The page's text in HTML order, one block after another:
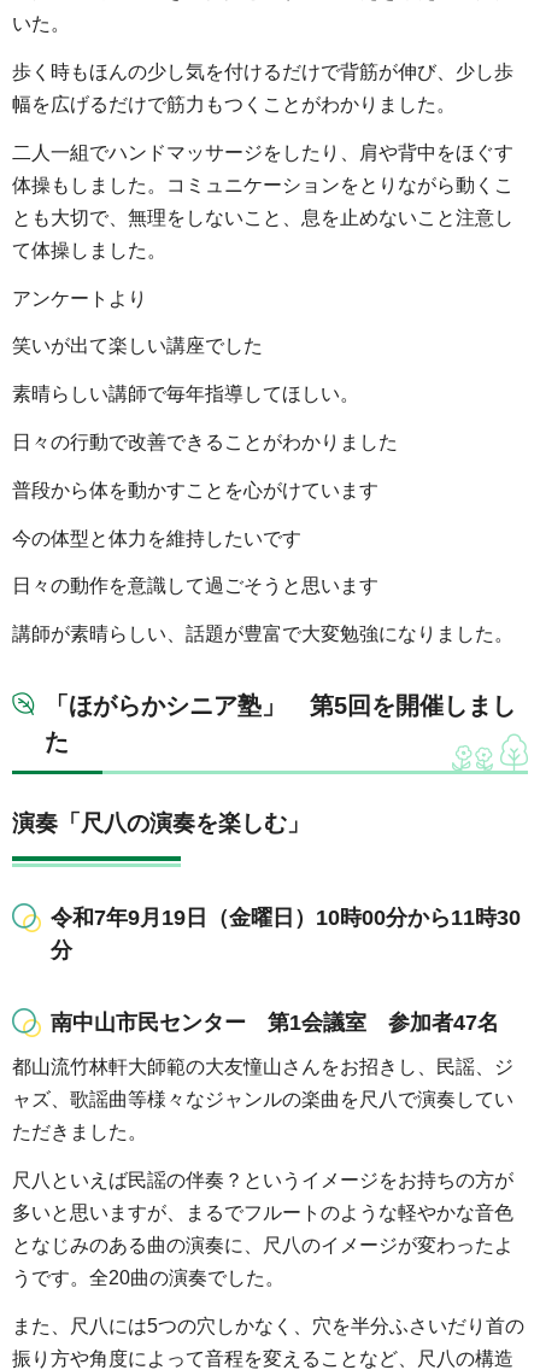
いた。
歩く時もほんの少し気を付けるだけで背筋が伸び、少し歩
幅を広げるだけで筋力もつくことがわかりました。
二人一組でハンドマッサージをしたり、肩や背中をほぐす
体操もしました。コミュニケーションをとりながら動くこ
とも大切で、無理をしないこと、息を止めないこと注意し
て体操しました。
アンケートより
笑いが出て楽しい講座でした
素晴らしい講師で毎年指導してほしい。
日々の行動で改善できることがわかりました
普段から体を動かすことを心がけています
今の体型と体力を維持したいです
日々の動作を意識して過ごそうと思います
講師が素晴らしい、話題が豊富で大変勉強になりました。
「ほがらかシニア塾」 第5回を開催しまし
た
演奏「尺八の演奏を楽しむ」
令和7年9月19日（金曜日）10時00分から11時30
分
南中山市民センター 第1会議室 参加者47名
都山流竹林軒大師範の大友憧山さんをお招きし、民謡、ジ
ャズ、歌謡曲等様々なジャンルの楽曲を尺八で演奏してい
ただきました。
尺八といえば民謡の伴奏？というイメージをお持ちの方が
多いと思いますが、まるでフルートのような軽やかな音色
となじみのある曲の演奏に、尺八のイメージが変わったよ
うです。全20曲の演奏でした。
また、尺八には5つの穴しかなく、穴を半分ふさいだり首の
振り方や角度によって音程を変えることなど、尺八の構造